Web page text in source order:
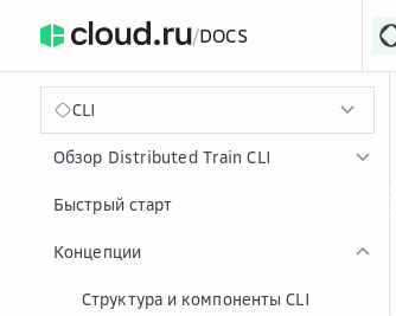
/DOCS
CLI
Обзор Distributed Train CLI
Быстрый старт
Концепции
Структура и компоненты CLI